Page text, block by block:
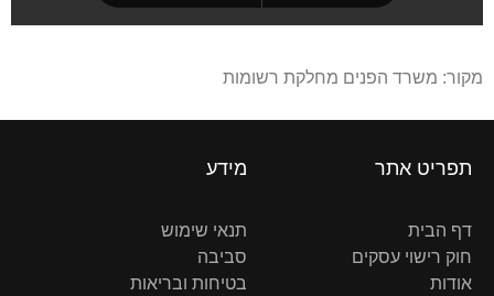
מקור: משרד הפנים מחלקת רשומות
תפריט אתר
דף הבית
חוק רישוי עסקים
אודות
מידע
תנאי שימוש
סביבה
בטיחות ובריאות